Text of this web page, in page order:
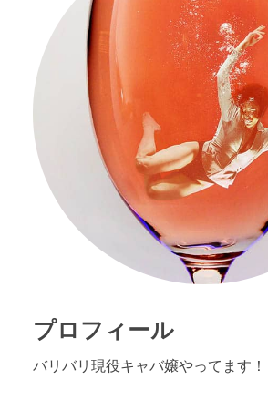
プロフィール
バリバリ現役キャバ嬢やってます！